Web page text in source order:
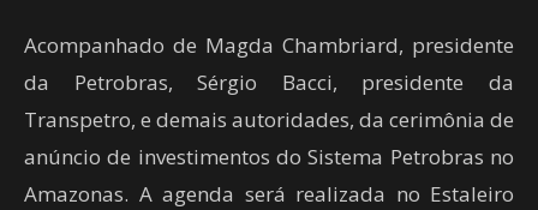
Acompanhado de Magda Chambriard, presidente
da Petrobras, Sérgio Bacci, presidente da
Transpetro, e demais autoridades, da cerimônia de
anúncio de investimentos do Sistema Petrobras no
Amazonas. A agenda será realizada no Estaleiro